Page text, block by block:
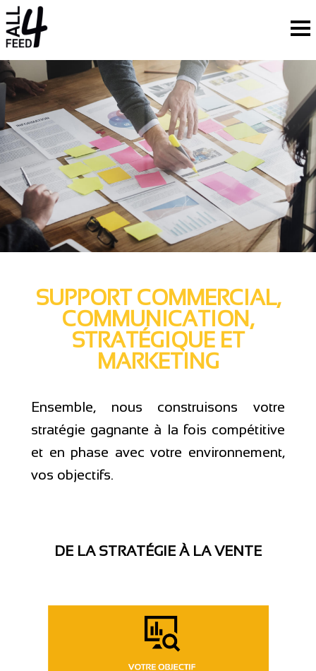
SUPPORT COMMERCIAL,
COMMUNICATION,
STRATÉGIQUE ET
MARKETING
Ensemble, nous construisons votre
stratégie gagnante à la fois compétitive
et en phase avec votre environnement,
vos objectifs.
DE LA STRATÉGIE À LA VENTE